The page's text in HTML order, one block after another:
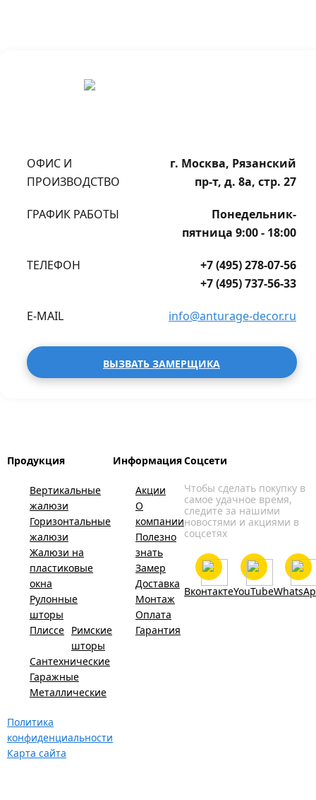
ОФИС И
ПРОИЗВОДСТВО
г. Москва, Рязанский
пр-т, д. 8а, стр. 27
ГРАФИК РАБОТЫ
Понедельник-
пятница 9:00 - 18:00
ТЕЛЕФОН
+7 (495) 278-07-56
+7 (495) 737-56-33
E-MAIL info@anturage-decor.ru
ВЫЗВАТЬ ЗАМЕРЩИКА
Продукция
Вертикальные
жалюзи
Горизонтальные
жалюзи
Жалюзи на
пластиковые
окна
Рулонные
шторы
Плиссе Римские
шторы
Сантехнические
Гаражные
Металлические
Политика
конфиденциальности
Карта сайта
Информация
Акции
О
компании
Полезно
знать
Замер
Доставка
Монтаж
Оплата
Гарантия
Соцсети
Чтобы сделать покупку в
самое удачное время,
следите за нашими
новостями и акциями в
соцсетях
ВконтактеYouTube